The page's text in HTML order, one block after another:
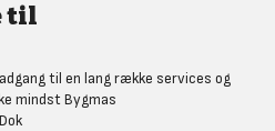
til
til en lang række services og
mindst Bygmas